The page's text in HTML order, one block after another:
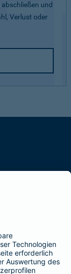
und
Verlust oder